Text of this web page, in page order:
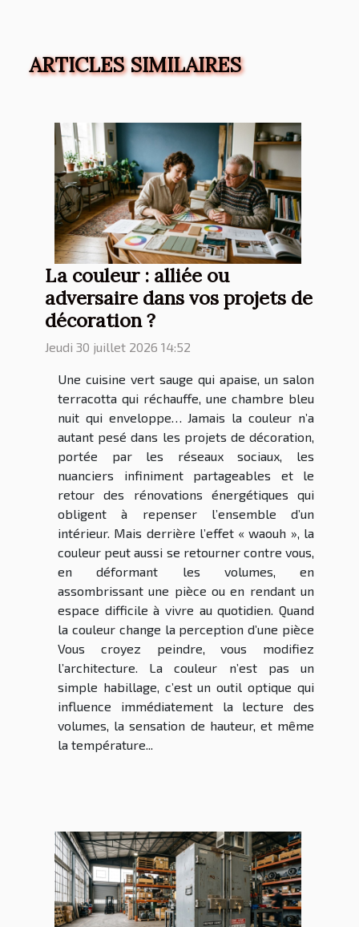
ARTICLES SIMILAIRES
La couleur : alliée ou
adversaire dans vos projets de
décoration ?
Jeudi 30 juillet 2026 14:52
Une cuisine vert sauge qui apaise, un salon
terracotta qui réchauffe, une chambre bleu
nuit qui enveloppe… Jamais la couleur n’a
autant pesé dans les projets de décoration,
portée par les réseaux sociaux, les
nuanciers infiniment partageables et le
retour des rénovations énergétiques qui
obligent à repenser l’ensemble d’un
intérieur. Mais derrière l’effet « waouh », la
couleur peut aussi se retourner contre vous,
en déformant les volumes, en
assombrissant une pièce ou en rendant un
espace difficile à vivre au quotidien. Quand
la couleur change la perception d’une pièce
Vous croyez peindre, vous modifiez
l’architecture. La couleur n’est pas un
simple habillage, c’est un outil optique qui
influence immédiatement la lecture des
volumes, la sensation de hauteur, et même
la température...